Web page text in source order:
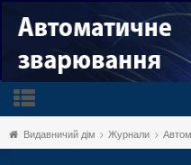
Видавничий дім Журнали